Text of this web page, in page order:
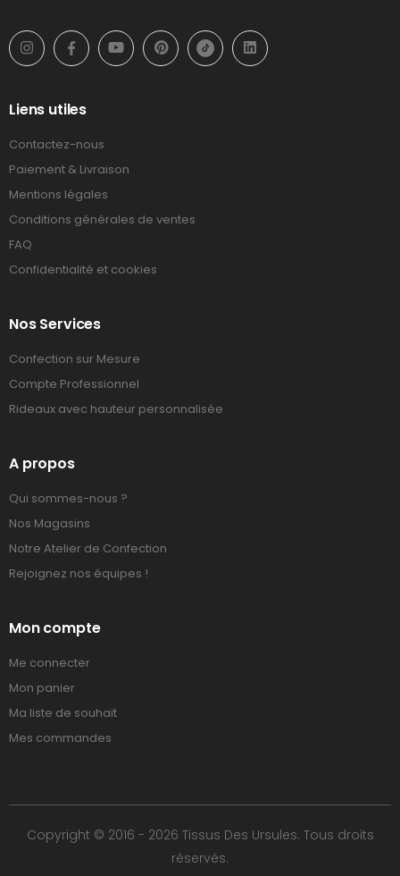
Liens utiles
Contactez-nous
Paiement & Livraison
Mentions légales
Conditions générales de ventes
FAQ
Confidentialité et cookies
Nos Services
Confection sur Mesure
Compte Professionnel
Rideaux avec hauteur personnalisée
A propos
Qui sommes-nous ?
Nos Magasins
Notre Atelier de Confection
Rejoignez nos équipes !
Mon compte
Me connecter
Mon panier
Ma liste de souhait
Mes commandes
Copyright © 2016 - 2026 Tissus Des Ursules. Tous droits
réservés.